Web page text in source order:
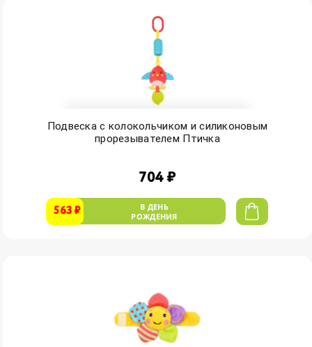
Подвеска с колокольчиком и силиконовым
прорезывателем Птичка
704 ₽
563 ₽
В ДЕНЬ
РОЖДЕНИЯ